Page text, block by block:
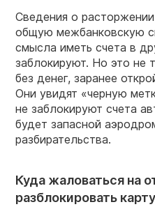
Сведения о
общую межбанковскую
смысла иметь счета в
заблокируют. Но это не
без денег, заранее
Они увидят «черную
не заблокируют счета
будет запасной
разбирательства.
Куда жаловаться на
разблокировать карту